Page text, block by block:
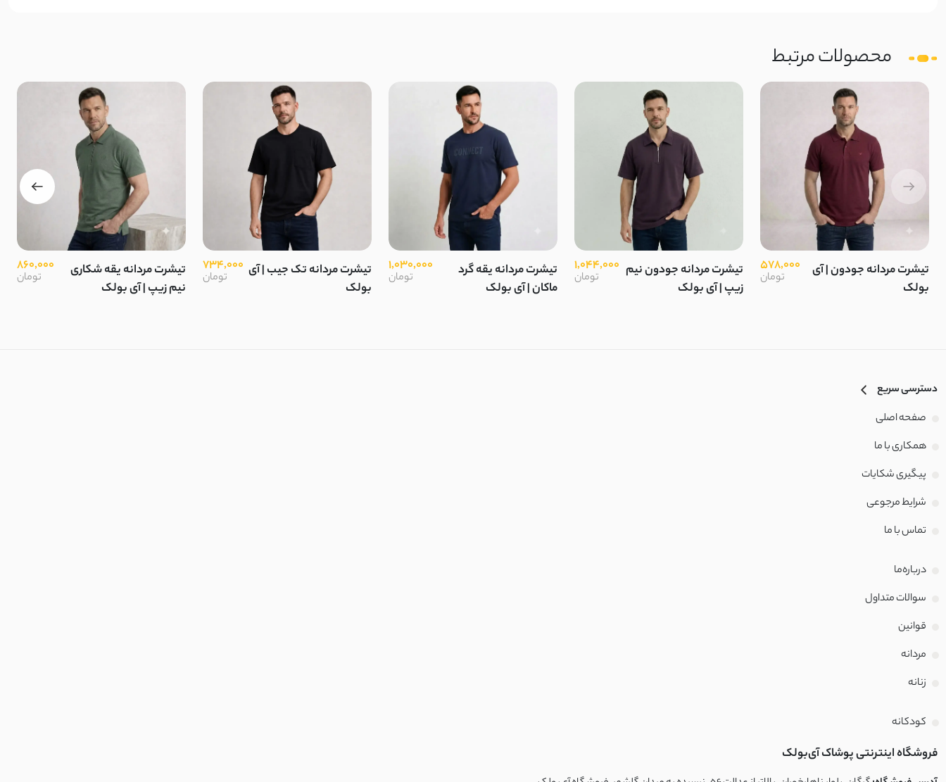
محصولات مرتبط
تیشرت مردانه جودون | آی
بولک
578,000
تومان
تیشرت مردانه جودون نیم
زیپ | آی بولک
1,044,000
تومان
تیشرت مردانه یقه گرد
ماکان | آی بولک
1,030,000
تومان
تیشرت مردانه تک جیب | آی
بولک
734,000
تومان
تیشرت مردانه یقه شکاری
نیم زیپ | آی بولک
860,000
تومان
دسترسی سریع
صفحه اصلی
همکاری با ما
پیگیری شکایات
شرایط مرجوعی
تماس با‌ ما
درباره‌ما
سوالات متداول
قوانین
مردانه
زنانه
کودکانه
فروشگاه اینترنتی پوشاک آی‌بولک